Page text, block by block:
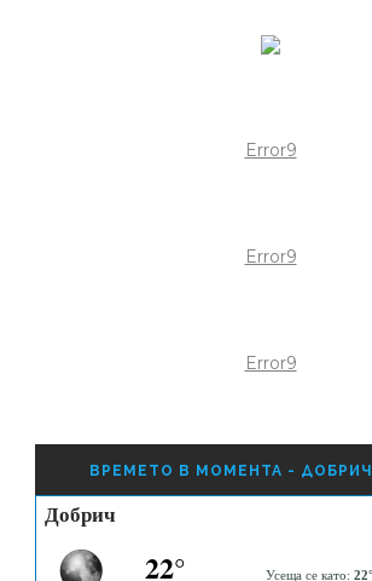
Error9
Error9
Error9
ВРЕМЕТО В МОМЕНТА - ДОБРИЧ